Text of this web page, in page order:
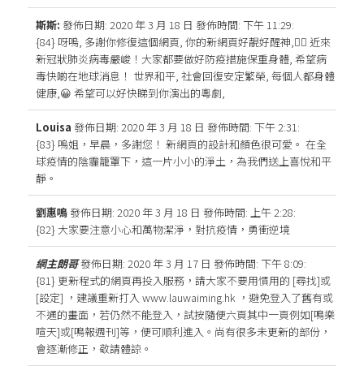
斯斯:發佈日期: 2020 年 3 月 18 日 發佈時間: 下午 11:29:
{84} 呀嗚, 多謝你修復這個網頁, 你的新網頁好靚好醒神,👍🏻 近來
新冠狀肺炎病毒嚴峻！大家都要做好防疫措施保重身體, 希望病
毒快啲在地球消息！ 世界和平, 社會回復安定繁榮, 每個人都身體
健康,😀 希望可以好快睇到你演出的粵劇,
Louisa發佈日期: 2020 年 3 月 18 日 發佈時間: 下午 2:31:
{83} 嗚姐，早晨，多謝您！ 新網頁的設計和顏色很可愛。 在全
球疫情的陰霾籠罩下，這一片小小的淨土，為我們送上喜悅和平
靜。
劉惠鳴發佈日期: 2020 年 3 月 18 日 發佈時間: 上午 2:28:
{82} 大家要注意小心和萬物潔淨，對抗疫情，勇衝逆境
網主朗哥發佈日期: 2020 年 3 月 17 日 發佈時間: 下午 8:09:
{81} 更新程式的網頁再投入服務，請大家不要用慣用的 [尋找]或
[設定] ，建議重新打入 www.lauwaiming.hk ，避免登入了舊有或
不通的畫面，若仍然不能登入，試按隨便六頁其中一頁例如[鳴樂
喧天]或[鳴報週刊]等，便可順利進入。尚有很多未更新的部份，
會逐漸修正，敬請體諒。